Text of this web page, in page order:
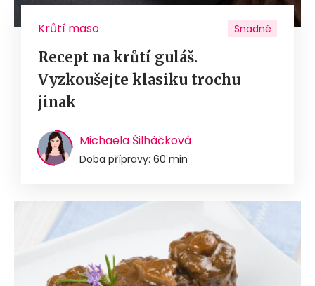
Krůtí maso Snadné
Recept na krůtí guláš.
Vyzkoušejte klasiku trochu
jinak
Michaela Šilháčková
Doba přípravy: 60 min